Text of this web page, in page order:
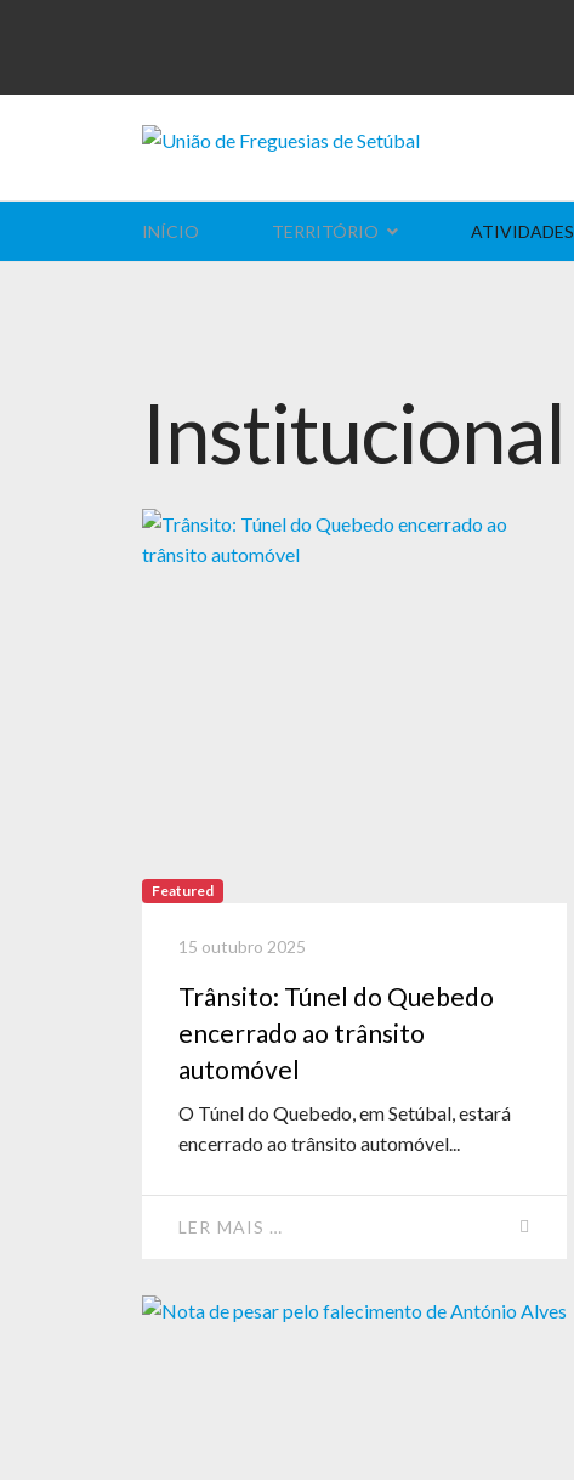
INÍCIO TERRITÓRIO ATIVIDADES
Institucional
Featured
Trânsito: Túnel do Quebedo
encerrado ao trânsito
automóvel
15 outubro 2025
O Túnel do Quebedo, em Setúbal, estará
encerrado ao trânsito automóvel...
LER MAIS …